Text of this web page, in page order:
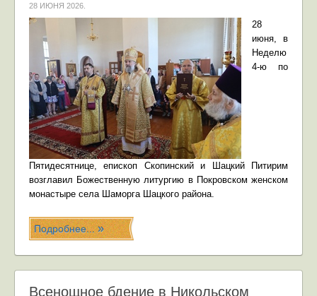
28 ИЮНЯ 2026
28
июня, в
Неделю
4-ю по
Пятидесятнице, епископ Скопинский и Шацкий Питирим
возглавил Божественную литургию в Покровском женском
монастыре села Шаморга Шацкого района.
Подробнее...
Всенощное бдение в Никольском